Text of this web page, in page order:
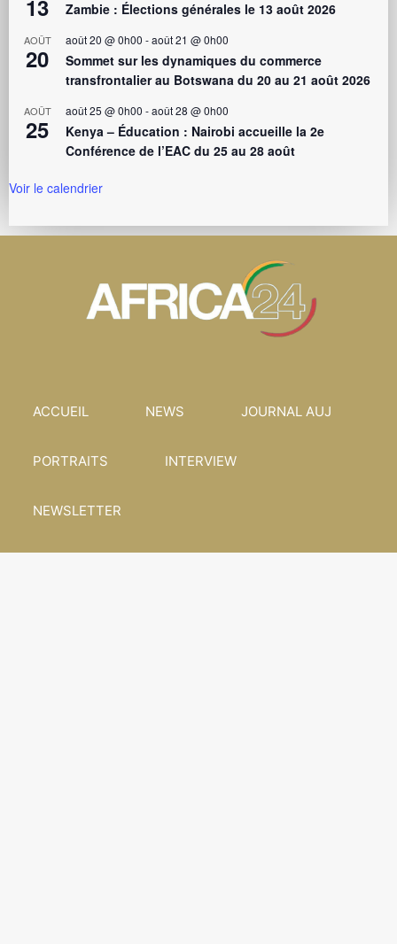
13 Zambie : Élections générales le 13 août 2026
AOÛT
20
août 20 @ 0h00 -août 21 @ 0h00
Sommet sur les dynamiques du commerce
transfrontalier au Botswana du 20 au 21 août 2026
AOÛT
25
août 25 @ 0h00 -août 28 @ 0h00
Kenya – Éducation : Nairobi accueille la 2e
Conférence de l’EAC du 25 au 28 août
Voir le calendrier
ACCUEIL NEWS JOURNAL AUJ
PORTRAITS INTERVIEW
NEWSLETTER